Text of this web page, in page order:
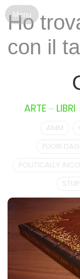
Ho
con il
ARTE– LIBRI
AMM
FUORI
POLITICALLY